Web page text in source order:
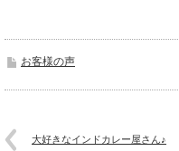
お客様の声
大好きなインドカレー屋さん♪